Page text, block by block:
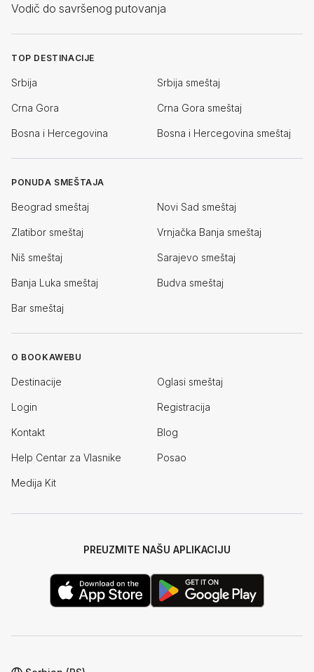
Vodič do savršenog putovanja
TOP DESTINACIJE
Srbija Srbija smeštaj
Crna Gora Crna Gora smeštaj
Bosna i Hercegovina Bosna i Hercegovina smeštaj
PONUDA SMEŠTAJA
Beograd smeštaj Novi Sad smeštaj
Zlatibor smeštaj Vrnjačka Banja smeštaj
Niš smeštaj Sarajevo smeštaj
Banja Luka smeštaj Budva smeštaj
Bar smeštaj
O BOOKAWEBU
Destinacije Oglasi smeštaj
Login Registracija
Kontakt Blog
Help Centar za Vlasnike Posao
Medija Kit
PREUZMITE NAŠU APLIKACIJU